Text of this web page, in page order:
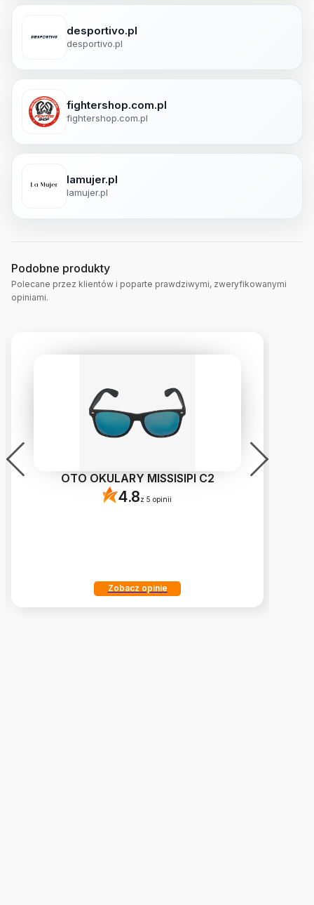
desportivo.pl
desportivo.pl
fightershop.com.pl
fightershop.com.pl
lamujer.pl
lamujer.pl
Podobne produkty
Polecane przez klientów i poparte prawdziwymi, zweryfikowanymi
opiniami.
OTO OKULARY MISSISIPI C2
4.8z 5 opinii
Zobacz opinie